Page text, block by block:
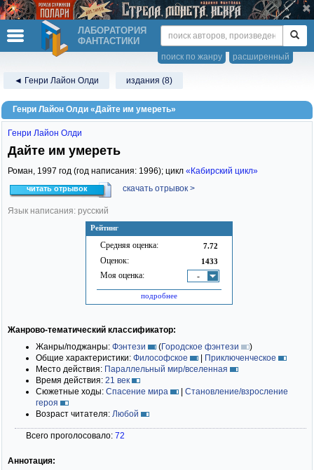
ЛАБОРАТОРИЯ
ФАНТАСТИКИ
расширенный
поиск по жанру
◄ Генри Лайон Олди издания (8)
Генри Лайон Олди «Дайте им умереть»
Рейтинг
Средняя оценка: 7.72
Оценок: 1433
Моя оценка: -
подробнее
Генри Лайон Олди
Дайте им умереть
Роман, 1997 год (год написания: 1996); цикл «Кабирский цикл»
читать отрывок скачать отрывок >
Язык написания: русский
Жанрово-тематический классификатор:
Жанры/поджанры: Фэнтези (Городское фэнтези
)
Общие характеристики: Философское | Приключенческое
Место действия: Параллельный мир/вселенная
Время действия: 21 век
Сюжетные ходы: Спасение мира | Становление/взросление
героя
Возраст читателя: Любой
Всего проголосовало: 72
Аннотация: